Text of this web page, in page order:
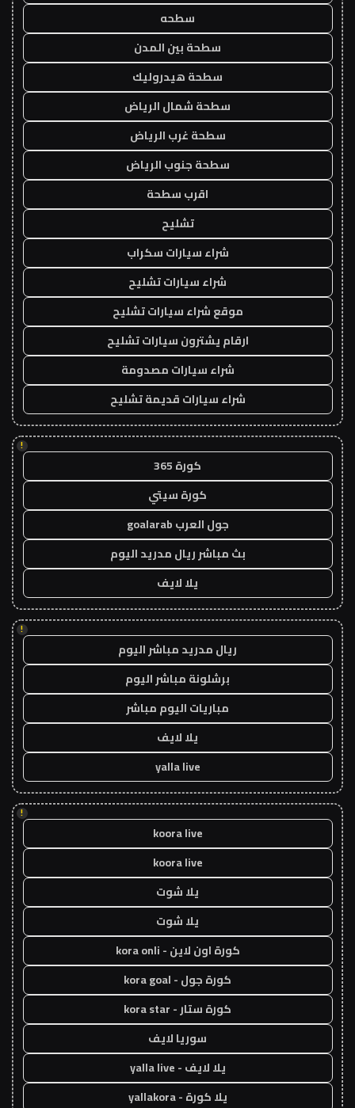
سطحه
سطحة بين المدن
سطحة هيدروليك
سطحة شمال الرياض
سطحة غرب الرياض
سطحة جنوب الرياض
اقرب سطحة
تشليح
شراء سيارات سكراب
شراء سيارات تشليح
موقع شراء سيارات تشليح
ارقام يشترون سيارات تشليح
شراء سيارات مصدومة
شراء سيارات قديمة تشليح
!
كورة 365
كورة سيتي
جول العرب goalarab
بث مباشر ريال مدريد اليوم
يلا لايف
!
ريال مدريد مباشر اليوم
برشلونة مباشر اليوم
مباريات اليوم مباشر
يلا لايف
yalla live
!
koora live
koora live
يلا شوت
يلا شوت
كورة اون لاين - kora onli
كورة جول - kora goal
كورة ستار - kora star
سوريا لايف
يلا لايف - yalla live
يلا كورة - yallakora